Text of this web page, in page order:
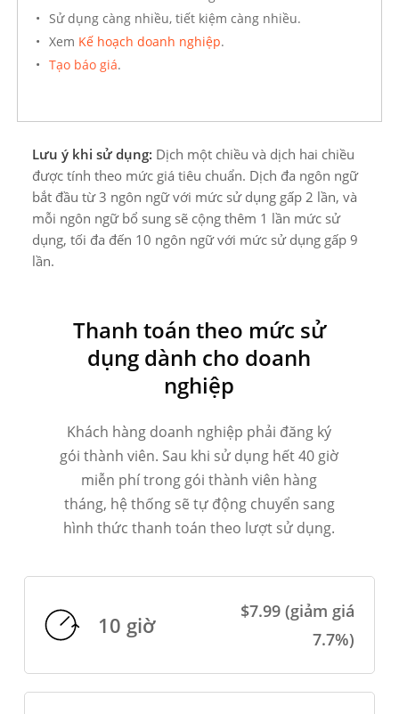
Sử dụng càng nhiều, tiết kiệm càng nhiều.
Xem Kế hoạch doanh nghiệp.
Tạo báo giá.
Lưu ý khi sử dụng: Dịch một chiều và dịch hai chiều
được tính theo mức giá tiêu chuẩn. Dịch đa ngôn ngữ
bắt đầu từ 3 ngôn ngữ với mức sử dụng gấp 2 lần, và
mỗi ngôn ngữ bổ sung sẽ cộng thêm 1 lần mức sử
dụng, tối đa đến 10 ngôn ngữ với mức sử dụng gấp 9
lần.
Thanh toán theo mức sử
dụng dành cho doanh
nghiệp
Khách hàng doanh nghiệp phải đăng ký
gói thành viên. Sau khi sử dụng hết 40 giờ
miễn phí trong gói thành viên hàng
tháng, hệ thống sẽ tự động chuyển sang
hình thức thanh toán theo lượt sử dụng.
10 giờ
$7.99 (giảm giá
7.7%)